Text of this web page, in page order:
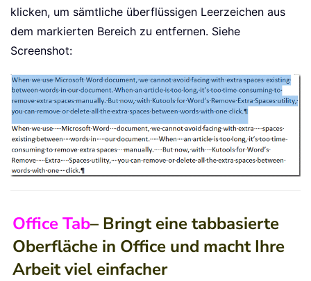
klicken, um sämtliche überflüssigen Leerzeichen aus
dem markierten Bereich zu entfernen. Siehe
Screenshot:
Office Tab– Bringt eine tabbasierte
Oberfläche in Office und macht Ihre
Arbeit viel einfacher